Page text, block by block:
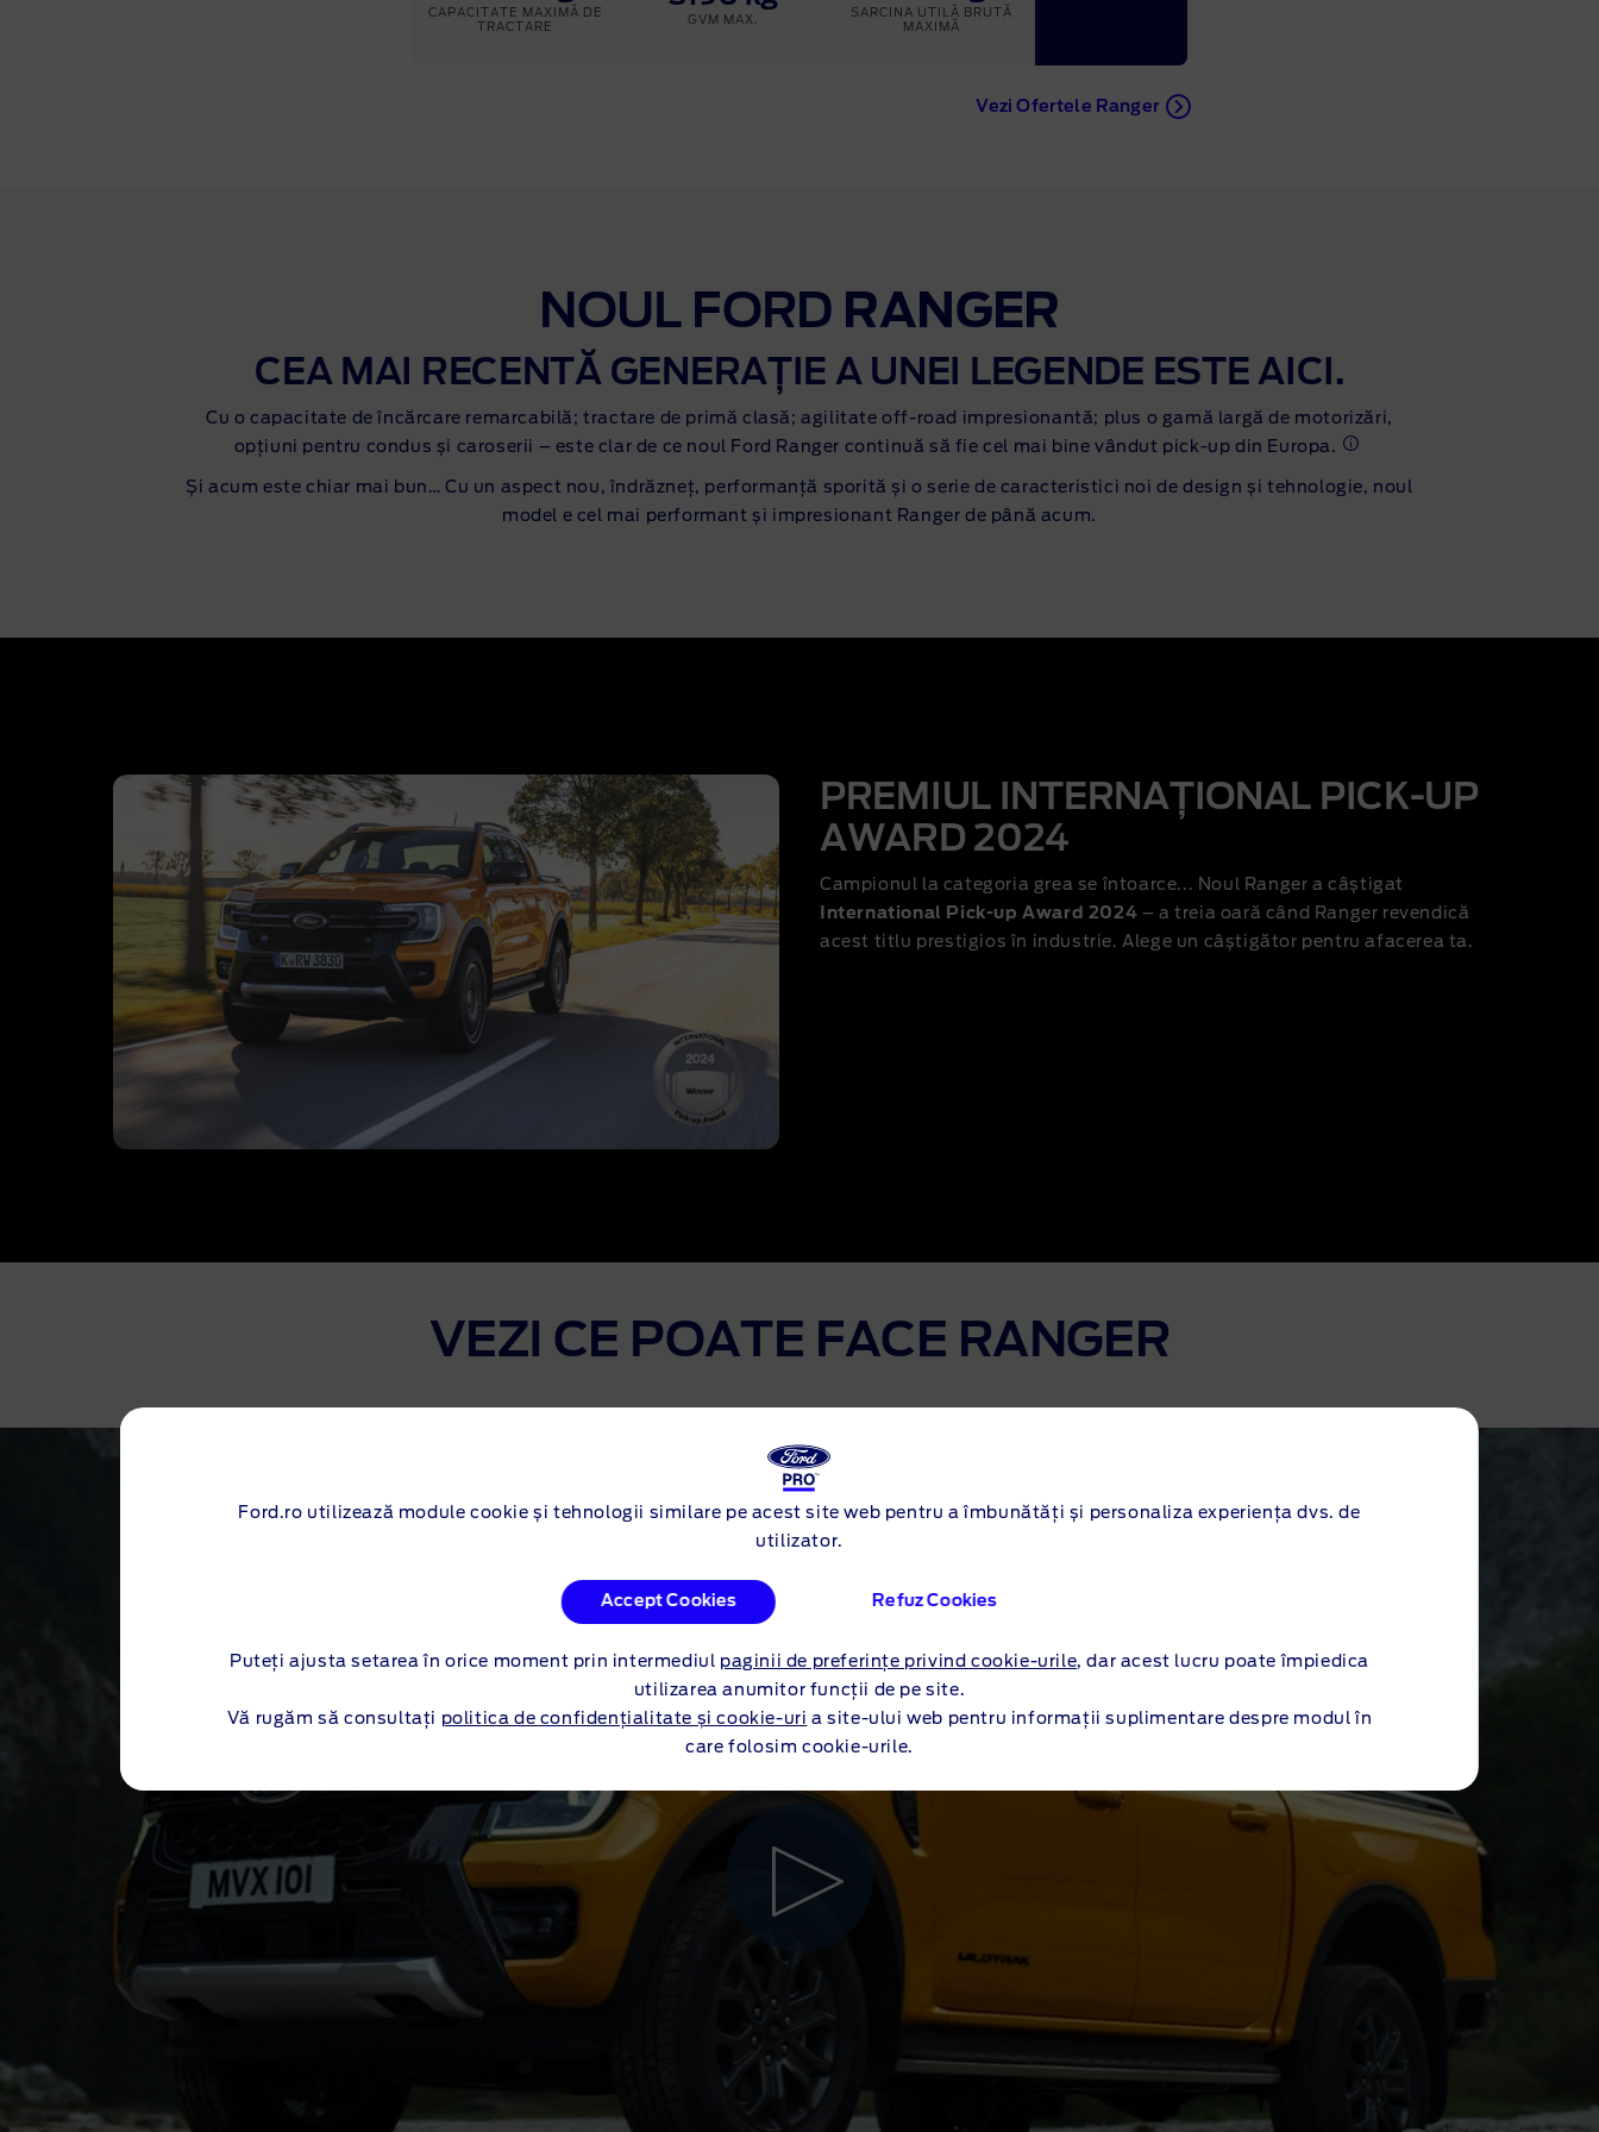
Ford.ro utilizează module cookie și tehnologii similare pe acest site web pentru a îmbunătăți și personaliza experiența dvs. de
utilizator.
Accept Cookies Refuz Cookies
Puteți ajusta setarea în orice moment prin intermediul paginii de preferințe privind cookie-urile, dar acest lucru poate împiedica
utilizarea anumitor funcții de pe site.
Vă rugăm să consultați politica de confidențialitate și cookie-uri a site-ului web pentru informații suplimentare despre modul în
care folosim cookie-urile.
CAPACITATE MAXIMĂ DE
TRACTARE
GVM MAX.
SARCINA UTILĂ BRUTĂ
MAXIMĂ
Vezi Ofertele Ranger
NOUL FORD RANGER
CEA MAI RECENTĂ GENERAȚIE A UNEI LEGENDE ESTE AICI.
Cu o capacitate de încărcare remarcabilă; tractare de primă clasă; agilitate off-road impresionantă; plus o gamă largă de motorizări,
opțiuni pentru condus și caroserii – este clar de ce noul Ford Ranger continuă să fie cel mai bine vândut pick-up din Europa .
Și acum este chiar mai bun… Cu un aspect nou, îndrăzneț, performanță sporită și o serie de caracteristici noi de design și tehnologie, noul
model e cel mai performant și impresionant Ranger de până acum.
PREMIUL INTERNAȚIONAL PICK-UP
AWARD 2024
Campionul la categoria grea se întoarce... Noul Ranger a câștigat
International Pick-up Award 2024 – a treia oară când Ranger revendică
acest titlu prestigios în industrie. Alege un câștigător pentru afacerea ta.
VEZI CE POATE FACE RANGER